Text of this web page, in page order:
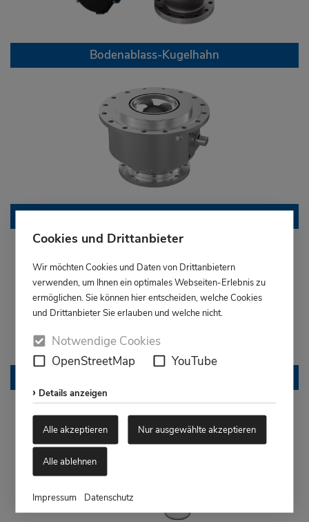
Cookies und Drittanbieter
Wir möchten Cookies und Daten von Drittanbietern
verwenden, um Ihnen ein optimales Webseiten-Erlebnis zu
ermöglichen. Sie können hier entscheiden, welche Cookies
und Drittanbieter Sie erlauben und welche nicht.
Notwendige Cookies
OpenStreetMap
YouTube
Details anzeigen
Alle akzeptieren Nur ausgewählte akzeptieren
Alle ablehnen
Impressum Datenschutz
Bodenablass-Kugelhahn
Granulat-Kugelhahn